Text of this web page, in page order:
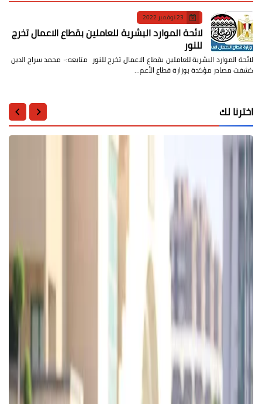
23 نوفمبر 2022
لائحة الموارد البشرية للعاملين بقطاع الاعمال تخرج
للنور
لائحة الموارد البشرية للعاملين بقطاع الاعمال تخرج للنور متابعه:- محمد سراج الدين
كشفت مصادر مؤكدة بوزارة قطاع الأعم…
اخترنا لك